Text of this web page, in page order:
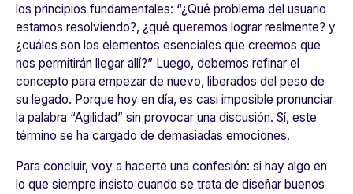
los principios fundamentales: “¿Qué problema del usuario
estamos resolviendo?, ¿qué queremos lograr realmente? y
¿cuáles son los elementos esenciales que creemos que
nos permitirán llegar allí?” Luego, debemos refinar el
concepto para empezar de nuevo, liberados del peso de
su legado. Porque hoy en día, es casi imposible pronunciar
la palabra “Agilidad” sin provocar una discusión. Sí, este
término se ha cargado de demasiadas emociones.
Para concluir, voy a hacerte una confesión: si hay algo en
lo que siempre insisto cuando se trata de diseñar buenos